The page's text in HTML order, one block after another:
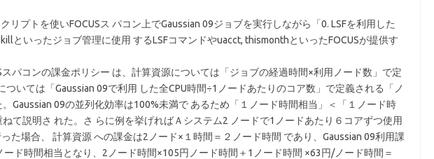
プトを使いFOCUSス パコン上でGaussian 09ジョブを実行しながら「0. LSFを利用した
といったジョブ管理に使用 するLSFコマンドやuacct, thismonthといったFOCUSが提供す
パコンの課金ポリシー は、計算資源については「ジョブの経過時間×利用ノード数」で定
いては「Gaussian 09で利用 した全CPU時間÷1ノードあたりのコア数」で定義される「ノ
Gaussian 09の並列化効率は100%未満で あるため「１ノード時間相当」＜「１ノード時
て説明さ れた。さ らに例を挙げればＡシステム2 ノードで1ノードあたり６コアずつ使用
た場合、 計算資源 への課金は2ノード×１時間＝２ノード時間 であり、Gaussian 09利用課
ド時間相当となり、2ノード時間×105円ノード時間＋1ノード時間 ×63円/ノード時間＝